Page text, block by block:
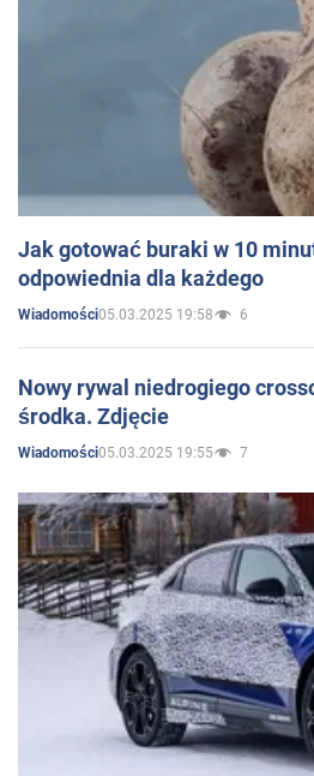
Jak gotować buraki w 10
odpowiednia dla każdego
Wiadomości05.03.2025 19:58 6
Nowy rywal niedrogiego
środka. Zdjęcie
Wiadomości05.03.2025 19:55 7